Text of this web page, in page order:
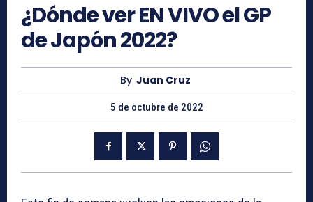
¿Dónde ver EN VIVO el GP
de Japón 2022?
By Juan Cruz
5 de octubre de 2022